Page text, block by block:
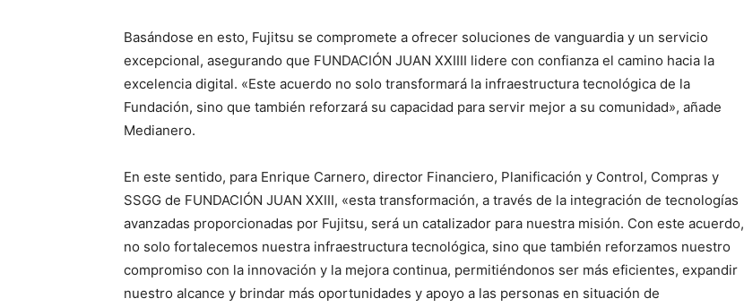
Basándose en esto, Fujitsu se compromete a ofrecer soluciones de vanguardia y un servicio
excepcional, asegurando que FUNDACIÓN JUAN XXIIII lidere con confianza el camino hacia la
excelencia digital. «Este acuerdo no solo transformará la infraestructura tecnológica de la
Fundación, sino que también reforzará su capacidad para servir mejor a su comunidad», añade
Medianero.
En este sentido, para Enrique Carnero, director Financiero, Planificación y Control, Compras y
SSGG de FUNDACIÓN JUAN XXIII, «esta transformación, a través de la integración de tecnologías
avanzadas proporcionadas por Fujitsu, será un catalizador para nuestra misión. Con este acuerdo,
no solo fortalecemos nuestra infraestructura tecnológica, sino que también reforzamos nuestro
compromiso con la innovación y la mejora continua, permitiéndonos ser más eficientes, expandir
nuestro alcance y brindar más oportunidades y apoyo a las personas en situación de